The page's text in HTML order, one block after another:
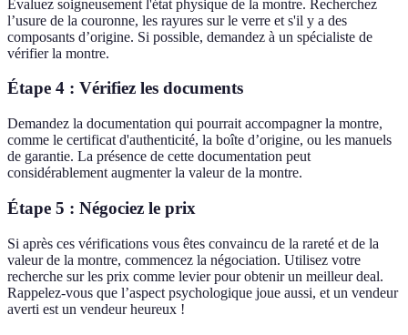
Évaluez soigneusement l'état physique de la montre. Recherchez
l’usure de la couronne, les rayures sur le verre et s'il y a des
composants d’origine. Si possible, demandez à un spécialiste de
vérifier la montre.
Étape 4 : Vérifiez les documents
Demandez la documentation qui pourrait accompagner la montre,
comme le certificat d'authenticité, la boîte d’origine, ou les manuels
de garantie. La présence de cette documentation peut
considérablement augmenter la valeur de la montre.
Étape 5 : Négociez le prix
Si après ces vérifications vous êtes convaincu de la rareté et de la
valeur de la montre, commencez la négociation. Utilisez votre
recherche sur les prix comme levier pour obtenir un meilleur deal.
Rappelez-vous que l’aspect psychologique joue aussi, et un vendeur
averti est un vendeur heureux !